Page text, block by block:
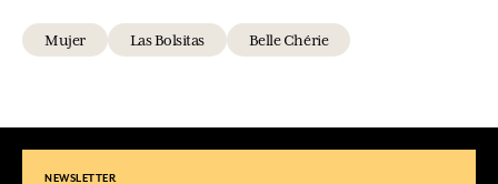
Mujer Las Bolsitas Belle Chérie
NEWSLETTER